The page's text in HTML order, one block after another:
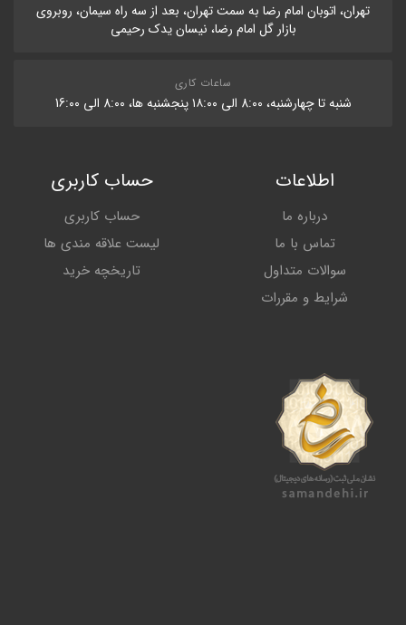
تهران، اتوبان امام رضا به سمت تهران، بعد از سه راه سیمان، روبروی
بازار گل امام رضا، نیسان یدک رحیمی
ساعات کاری
شنبه تا چهارشنبه، 8:۰۰ الی ۱۸:۰۰ پنجشنبه ها، 8:۰۰ الی 16:۰۰
اطلاعات
درباره ما
تماس با ما
سوالات متداول
شرایط و مقررات
حساب کاربری
حساب کاربری
لیست علاقه مندی ها
تاریخچه خرید